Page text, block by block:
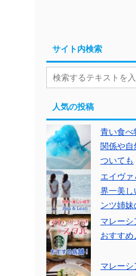
サイト内検索
人気の投稿
青い食べ
関係や自
ついても
エイヴ
界一美し
ンツ姉
マレーシ
おすす
マレー